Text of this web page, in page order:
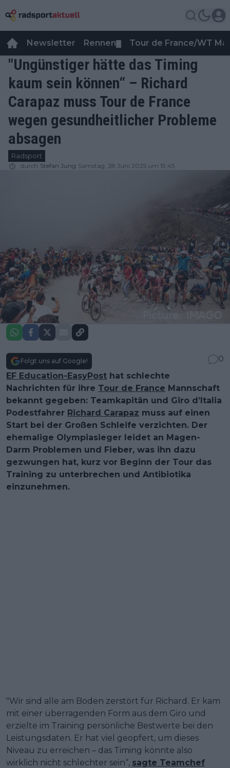
Newsletter Rennen Tour de France/WT
"Ungünstiger hätte das Timing
kaum sein können“ – Richard
Carapaz muss Tour de France
wegen gesundheitlicher Probleme
absagen
Radsport
durch Stefan Jung Samstag, 28 Juni 2025 um 19:45
Folgt uns auf Google!
0
EF Education-EasyPost hat schlechte
Nachrichten für ihre Tour de France Mannschaft
bekannt gegeben: Teamkapitän und Giro d’Italia
Podestfahrer Richard Carapaz muss auf einen
Start bei der Großen Schleife verzichten. Der
ehemalige Olympiasieger leidet an Magen-
Darm Problemen und Fieber, was ihn dazu
gezwungen hat, kurz vor Beginn der Tour das
Training zu unterbrechen und Antibiotika
einzunehmen.
"Wir sind alle am Boden zerstört für Richard. Er kam
mit einer überragenden Form aus dem Giro und
erzielte im Training persönliche Bestwerte bei den
Leistungsdaten. Er hat viel geopfert, um dieses
Niveau zu erreichen – das Timing könnte also
wirklich nicht schlechter sein“, sagte Teamchef